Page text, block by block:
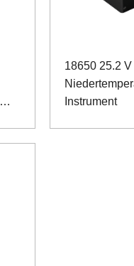
18650 25.2
Instrument